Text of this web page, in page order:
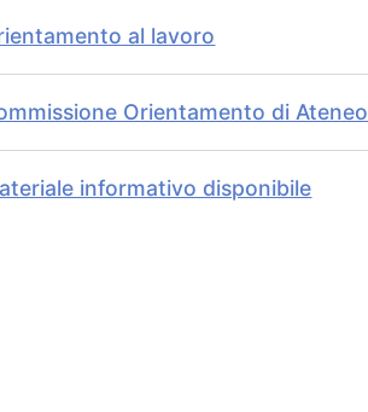
al lavoro
Orientamento di Ateneo
informativo disponibile